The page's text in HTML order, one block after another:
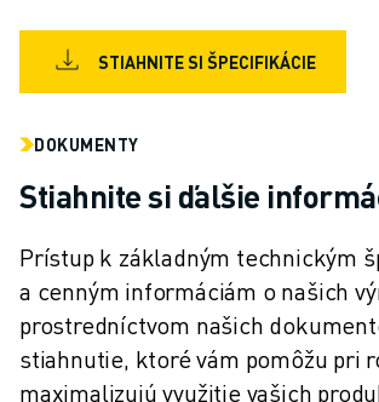
OBSLUHA STROJA
PALETIZÁCIA
VIZUÁLNA KONTROLA
PRÍPADOVÉ ŠTÚDIE
ZÁKAZNÍCKY SERVIS
STAROSTLIVOSŤ O ZÁKAZNÍKOV
PLÁNY SPOLOČNOSTI FANUC
MIESTO A ÚDRŽBA
STIAHNITE SI ŠPECIFIKÁCIE
DOKUMENTY
Stiahnite si ďalšie
Prístup k základným technickým
a cenným informáciám o našich
prostredníctvom našich
stiahnutie, ktoré vám pomôžu pri
maximalizujú využitie vašich